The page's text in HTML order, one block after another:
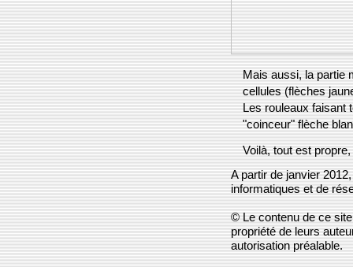
Mais aussi, la partie
cellules (flèches
Les rouleaux faisant
"coinceur" flèche
Voilà, tout est
A partir de janvier
informatiques et de
© Le contenu de ce
propriété de leurs
autorisation préalable.